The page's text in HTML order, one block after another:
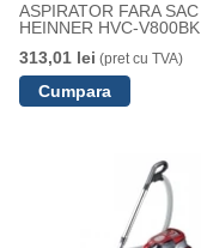
ASPIRATOR FARA SAC
HEINNER HVC-V800BK
313,01 lei (pret cu TVA)